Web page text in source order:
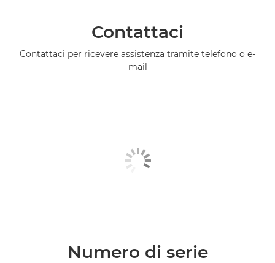
Contattaci
Contattaci per ricevere assistenza tramite telefono o e-
mail
Numero di serie